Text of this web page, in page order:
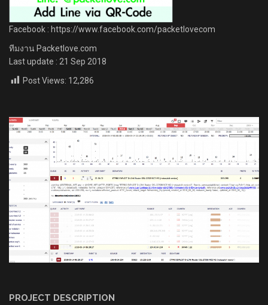
Facebook : https://www.facebook.com/packetlovecom
ทีมงาน Packetlove.com
Last update : 21 Sep 2018
Post Views: 12,286
PROJECT DESCRIPTION